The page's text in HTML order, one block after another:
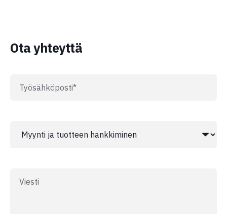
Ota yhteyttä